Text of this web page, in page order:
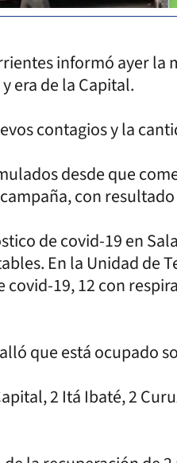
informó ayer
era de la Capital.
contagios y la
desde que
con
de covid-19 en
En la Unidad de
19, 12 con
que está ocupado
2 Itá Ibaté, 2